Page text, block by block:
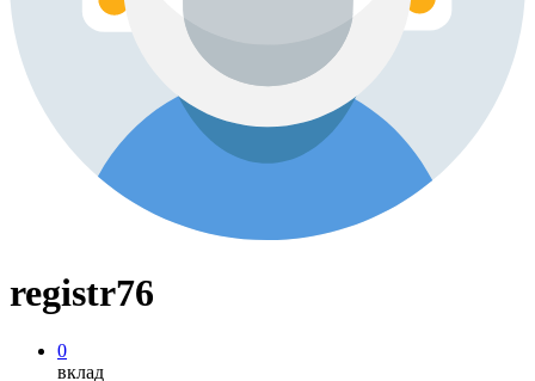
registr76
0
вклад